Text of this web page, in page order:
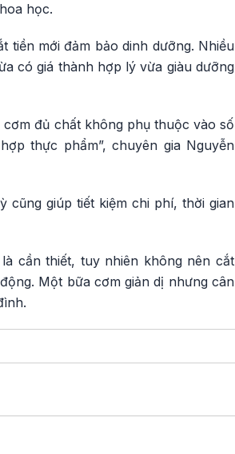
học.
tiền mới đảm bảo dinh dưỡng. Nhiều
có giá thành hợp lý vừa giàu dưỡng
đủ chất không phụ thuộc vào số
thực phẩm”, chuyên gia Nguyễn
giúp tiết kiệm chi phí, thời gian
cần thiết, tuy nhiên không nên cắt
Một bữa cơm giản dị nhưng cân